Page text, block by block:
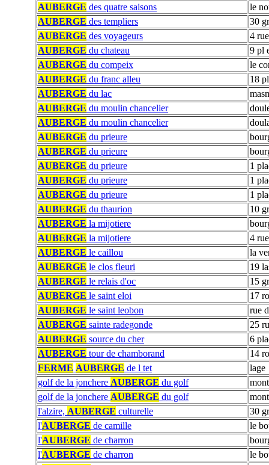
AUBERGE des quatre saisons
le
AUBERGE des templiers
30
AUBERGE des voyageurs
4
AUBERGE du chateau
9 pl
AUBERGE du compeix
le
AUBERGE du franc alleu
18
AUBERGE du lac
AUBERGE du moulin chancelier
AUBERGE du moulin chancelier
AUBERGE du prieure
AUBERGE du prieure
AUBERGE du prieure
1
AUBERGE du prieure
1
AUBERGE du prieure
1
AUBERGE du thaurion
10
AUBERGE la mijotiere
AUBERGE la mijotiere
4
AUBERGE le caillou
la
AUBERGE le clos fleuri
19
AUBERGE le relais d'oc
15
AUBERGE le saint eloi
17
AUBERGE le saint leobon
rue
AUBERGE sainte radegonde
25
AUBERGE source du cher
6
AUBERGE tour de chamborand
14
FERME AUBERGE de l tet
lage
golf de la jonchere AUBERGE du golf
golf de la jonchere AUBERGE du golf
l'alzire, AUBERGE culturelle
30
l'AUBERGE de camille
le
l'AUBERGE de charron
l'AUBERGE de charron
le